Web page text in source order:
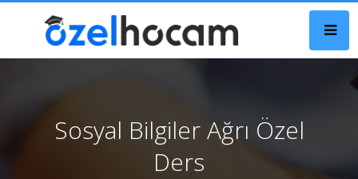
Sosyal Bilgiler Ağrı Özel
Ders